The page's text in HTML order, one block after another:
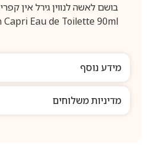
Capri Eau de Toilette 90ml
מידע נוסף
מדיניות משלוחים